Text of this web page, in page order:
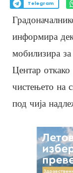
Telegram
информира
мобилизира
Центар
чистењето на
под чија